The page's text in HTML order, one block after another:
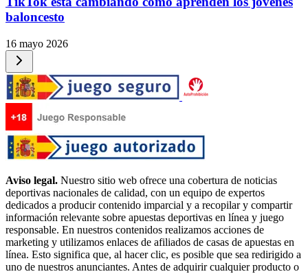
baloncesto
16 mayo 2026
Aviso legal. Nuestro sitio web ofrece una cobertura de noticias
deportivas nacionales de calidad, con un equipo de expertos
dedicados a producir contenido imparcial y a recopilar y compartir
información relevante sobre apuestas deportivas en línea y juego
responsable. En nuestros contenidos realizamos acciones de
marketing y utilizamos enlaces de afiliados de casas de apuestas en
línea. Esto significa que, al hacer clic, es posible que sea redirigido a
uno de nuestros anunciantes. Antes de adquirir cualquier producto o